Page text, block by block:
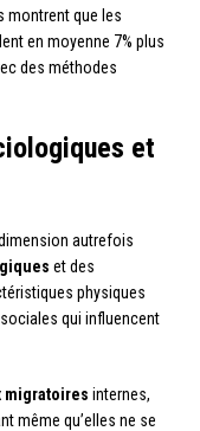
montrent que les
en moyenne 7% plus
des méthodes
et
autrefois
et des
physiques
qui influencent
migratoires internes,
même qu’elles ne se